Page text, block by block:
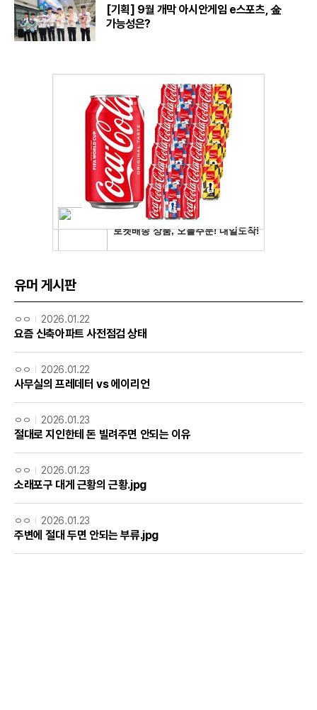
[기획] 9월 개막 아시안게임 e스포츠, 金
가능성은?
유머 게시판
ㅇㅇ 2026.01.22
요즘 신축아파트 사전점검 상태
ㅇㅇ 2026.01.22
사무실의 프레데터 vs 에이리언
ㅇㅇ 2026.01.23
절대로 지인한테 돈 빌려주면 안되는 이유
ㅇㅇ 2026.01.23
소래포구 대게 근황의 근황.jpg
ㅇㅇ 2026.01.23
주변에 절대 두면 안되는 부류.jpg